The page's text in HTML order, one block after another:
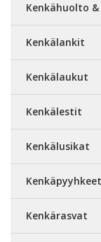
Kenkähuolto
Kenkälankit
Kenkälaukut
Kenkälestit
Kenkälusikat
Kenkäpyyhkeet
Kenkärasvat